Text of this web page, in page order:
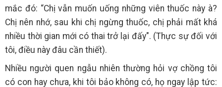
mắc đó: “Chị vẫn muốn uống những viên thuốc này à?
Chị nên nhớ, sau khi chị ngừng thuốc, chị phải mất khá
nhiều thời gian mới có thai trở lại đấy". (Thực sự đối với
tôi, điều này đâu cần thiết).
Nhiều người quen ngẫu nhiên thường hỏi vợ chồng tôi
có con hay chưa, khi tôi bảo không có, họ ngay lập tức: